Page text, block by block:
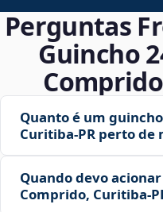
Perguntas
Guincho
Quanto é um
Curitiba‑PR perto de
Quando devo
Comprido,